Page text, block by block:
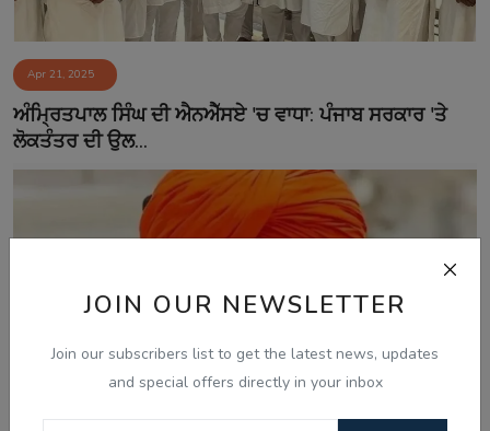
JOIN OUR NEWSLETTER
Join our subscribers list to get the latest news, updates
and special offers directly in your inbox
Apr 21, 2025
ਅੰਮ੍ਰਿਤਪਾਲ ਸਿੰਘ ਦੀ ਐਨਐੱਸਏ 'ਚ ਵਾਧਾ: ਪੰਜਾਬ ਸਰਕਾਰ 'ਤੇ
ਲੋਕਤੰਤਰ ਦੀ ਉਲ...